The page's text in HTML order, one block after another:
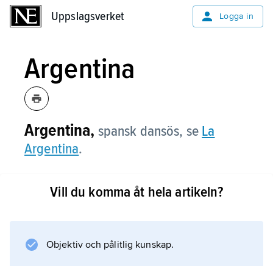
Uppslagsverket Logga in
Argentina
Argentina, spansk dansös, se La
Argentina.
Vill du komma åt hela artikeln?
Objektiv och pålitlig kunskap.